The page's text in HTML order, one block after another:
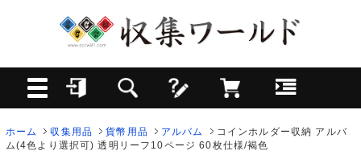
ホーム 収集用品 貨幣用品 アルバム
コインホルダー収納 アルバ
ム(4色より選択可) 透明リーフ10ページ 60枚仕様/褐色